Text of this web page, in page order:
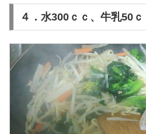
４．水300ｃｃ、牛乳50